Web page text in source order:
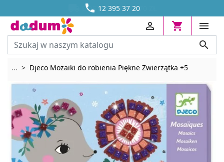
 12 395 37 20
DOSTAWA OD 13,70 ZŁ





... Rozwiń breadcrumbs
Djeco Mozaiki do robienia Piękne Zwierzątka +5